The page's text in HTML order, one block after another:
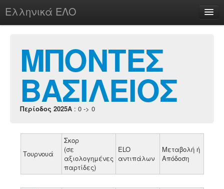
Ελληνικά ΕΛΟ
chesstu.be @ discord
Login
ΜΠΟΝΤΕΣ
ΒΑΣΙΛΕΙΟΣ
Περίοδος 2025A : 0 -> 0
Τουρνουά
Σκορ
(σε
αξιολογημένες
παρτίδες)
ELO
αντιπάλων
Μεταβολή ή
Απόδοση